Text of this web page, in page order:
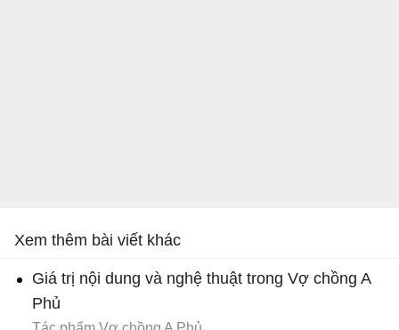
Xem thêm bài viết khác
Giá trị nội dung và nghệ thuật trong Vợ chồng A
Phủ